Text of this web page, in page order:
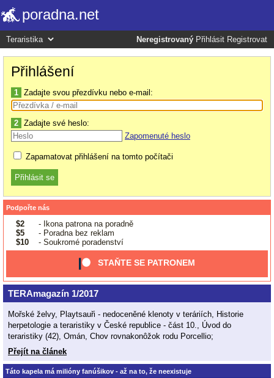
poradna.net
Neregistrovaný Přihlásit Registrovat
Přihlášení
1 Zadajte svou přezdívku nebo e-mail:
2 Zadajte své heslo:
Zapomenuté heslo
Zapamatovat přihlášení na tomto počítači
Podpořte nás
$2
- Ikona patrona na poradně
$5
- Poradna bez reklam
$10
- Soukromé poradenství
STAŇTE SE PATRONEM
TERAmagazín 1/2017
Mořské želvy, Playtsauři - nedoceněné klenoty v teráriích, Historie
herpetologie a teraristiky v České republice - část 10., Úvod do
teraristiky (42), Omán, Chov rovnakonôžok rodu Porcellio;
Přejít na článek
Táto kapela má milióny fanúšikov - až na to, že neexistuje